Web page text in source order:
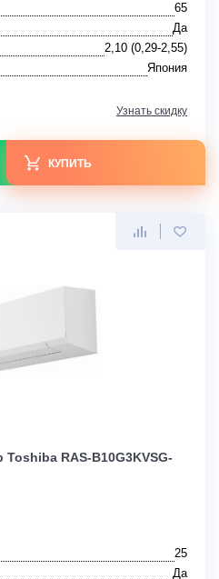
65
Да
2,10 (0,29-2,55)
Япония
Узнать скидку
КУПИТЬ
RAS-B10G3KVSG-
25
Да